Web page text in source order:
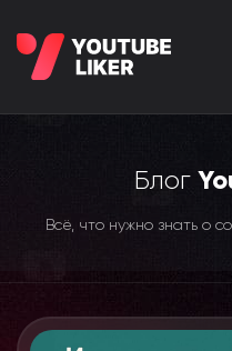
Блог
Всё, что нужно знать о